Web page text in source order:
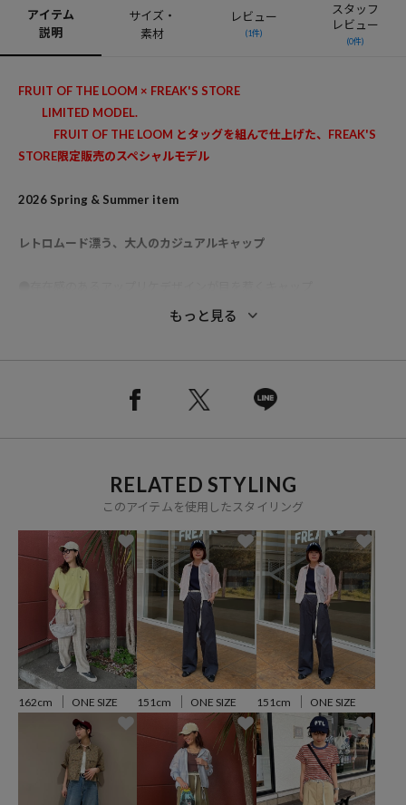
アイテム
説明
サイズ・
素材
レビュー
(1件)
スタッフ
レビュー
(0件)
FRUIT OF THE LOOM × FREAK'S STORE
LIMITED MODEL.
FRUIT OF THE LOOM とタッグを組んで仕上げた、FREAK'S
STORE限定販売のスペシャルモデル
2026 Spring & Summer item
レトロムード漂う、大人のカジュアルキャップ
●程よくレトロな雰囲気が、大人カジュアルスタイルにマッチ
●デイリーからお出かけまで幅広く取り入れやすい一点
※掲載画像の商品の色味は、屋外や屋内の光の照射や角度により実物
と色味が異なる場合がございます。また表示のサイズ感と実物は若干
異なる場合もございますので、予めご了承ください。
※着用、お取り扱いの際は、商品についている品質表示とアテンショ
ンタグを必ずご確認下さい。
参考価格
円（2026年4月8日時点）
※「参考価格」とは、Daytona Parkにおける対象商品の通常販売（先
行予約・先行割引は含まれません）開始時点の価格です。
もっと見る
RELATED STYLING
このアイテムを使用したスタイリング
162cm ONE SIZE 151cm ONE SIZE 151cm ONE SIZE